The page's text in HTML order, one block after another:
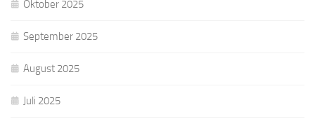
Oktober 2025
September 2025
August 2025
Juli 2025